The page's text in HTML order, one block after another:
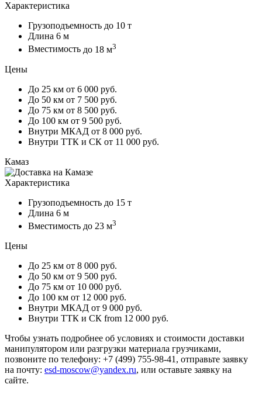
Характеристика
Грузоподъемность до 10 т
Длина 6 м
Вместимость до 18 м3
Цены
До 25 км от 6 000 руб.
До 50 км от 7 500 руб.
До 75 км от 8 500 руб.
До 100 км от 9 500 руб.
Внутри МКАД от 8 000 руб.
Внутри ТТК и СК от 11 000 руб.
Камаз
Характеристика
Грузоподъемность до 15 т
Длина 6 м
Вместимость до 23 м3
Цены
До 25 км от 8 000 руб.
До 50 км от 9 500 руб.
До 75 км от 10 000 руб.
До 100 км от 12 000 руб.
Внутри МКАД от 9 000 руб.
Внутри ТТК и СК from 12 000 руб.
Чтобы узнать подробнее об условиях и стоимости доставки
манипулятором или разгрузки материала грузчиками,
позвоните по телефону: +7 (499) 755-98-41, отправьте заявку
на почту: esd-moscow@yandex.ru, или оставьте заявку на
сайте.